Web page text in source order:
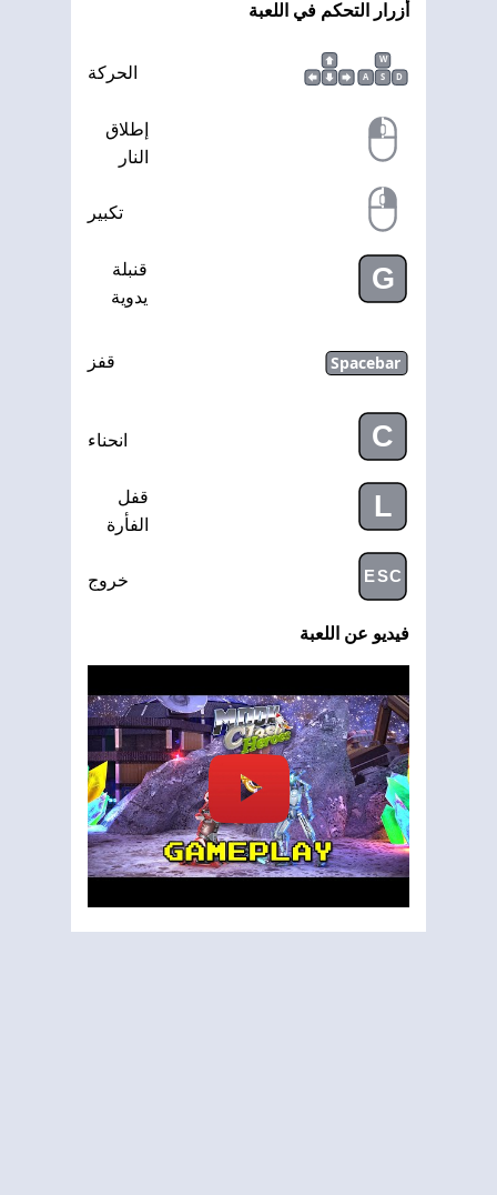
أزرار التحكم في اللعبة
W
A
S D الحركة
إطلاق
النار
تكبير
G
قنبلة
يدوية
Spacebar قفز
C انحناء
L
قفل
الفأرة
ESC خروج
فيديو عن اللعبة